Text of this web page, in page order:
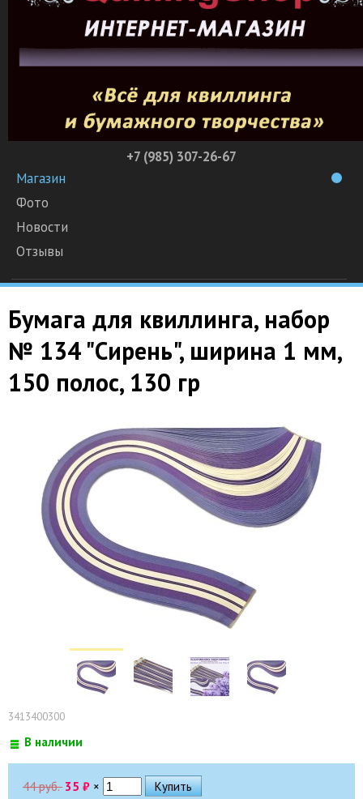
+7 (985) 307-26-67
Магазин
Фото
Новости
Отзывы
Бумага для квиллинга, набор
№ 134 "Сирень", ширина 1 мм,
150 полос, 130 гр
3413400300
В наличии
44 руб. 35 ₽ ×